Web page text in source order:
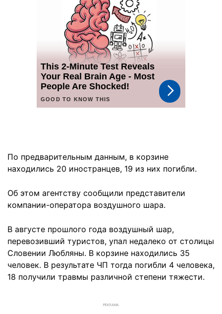
По предварительным данным, в корзине
находились 20 иностранцев, 19 из них погибли.
Об этом агентству сообщили представители
компании-оператора воздушного шара.
В августе прошлого года воздушный шар,
перевозивший туристов, упал недалеко от столицы
Словении Любляны. В корзине находились 35
человек. В результате ЧП тогда погибли 4 человека,
18 получили травмы различной степени тяжести.
РЕКЛАМА